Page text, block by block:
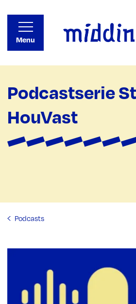
Menu
Podcastserie
HouVast
Podcasts